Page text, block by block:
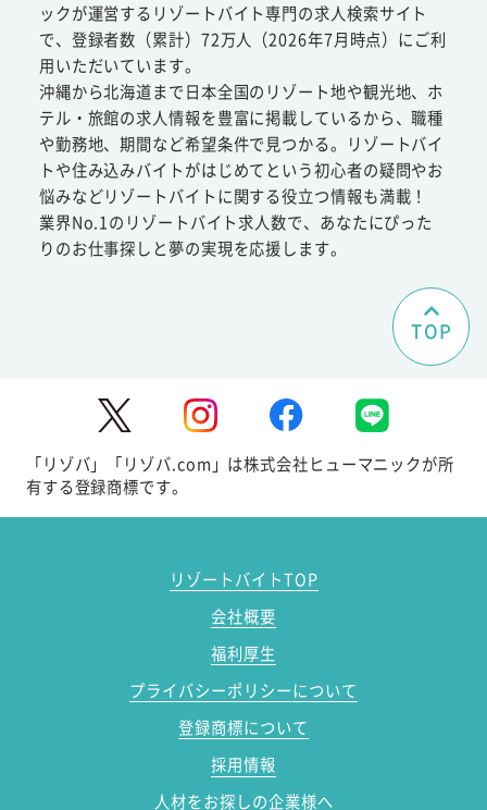
ックが運営するリゾートバイト専門の求人検索サイト
で、登録者数（累計）72万人（2026年7月時点）にご利
用いただいています。
沖縄から北海道まで日本全国のリゾート地や観光地、ホ
テル・旅館の求人情報を豊富に掲載しているから、職種
や勤務地、期間など希望条件で見つかる。リゾートバイ
トや住み込みバイトがはじめてという初心者の疑問やお
悩みなどリゾートバイトに関する役立つ情報も満載！
業界No.1のリゾートバイト求人数で、あなたにぴった
りのお仕事探しと夢の実現を応援します。
TOP
「リゾバ」「リゾバ.com」は株式会社ヒューマニックが所
有する登録商標です。
リゾートバイトTOP
会社概要
福利厚生
プライバシーポリシーについて
登録商標について
採用情報
人材をお探しの企業様へ